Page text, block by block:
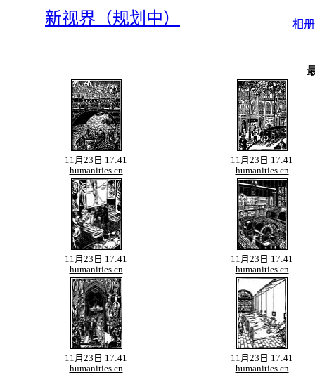
新视界（规划中） 相
11月23日 17:41
humanities.cn
11月23日 17:41
humanities.cn
11月23日 17:41
humanities.cn
11月23日 17:41
humanities.cn
11月23日 17:41
humanities.cn
11月23日 17:41
humanities.cn